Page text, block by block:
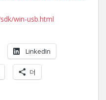
win-usb.html
LinkedIn
더